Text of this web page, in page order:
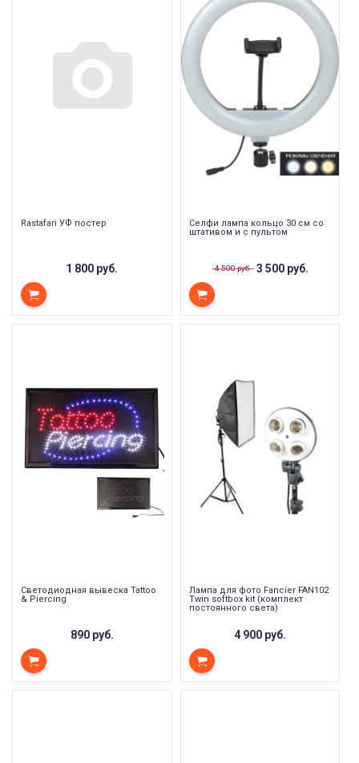
Анна Л.
5 октября 2023 12:19
Илья
3 октября
Rastafari УФ постер
1 800 руб.
Селфи лампа кольцо 30 см со
штативом и с пультом
4 500 руб. 3 500 руб.
Светодиодная вывеска Tattoo
& Piercing
890 руб.
Лампа для фото Fancier FAN102
Twin softbox kit (комплект
постоянного света)
4 900 руб.